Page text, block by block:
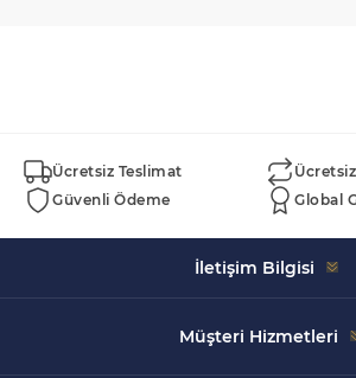
Ücretsiz Teslimat
Güvenli Ödeme
Global
İletişim Bilgisi
İzmir
Müşteri Hizmetleri